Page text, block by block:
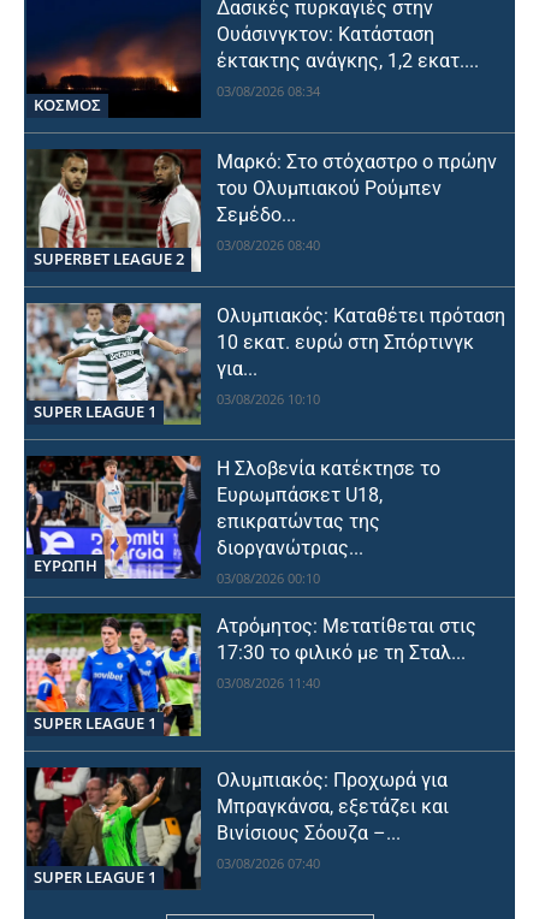
ΚΟΣΜΟΣ
Δασικές πυρκαγιές στην
Ουάσινγκτον: Κατάσταση
έκτακτης ανάγκης, 1,2 εκατ....
03/08/2026 08:34
SUPERBET LEAGUE 2
Μαρκό: Στο στόχαστρο ο πρώην
του Ολυμπιακού Ρούμπεν
Σεμέδο...
03/08/2026 08:40
SUPER LEAGUE 1
Ολυμπιακός: Καταθέτει πρόταση
10 εκατ. ευρώ στη Σπόρτινγκ
για...
03/08/2026 10:10
ΕΥΡΩΠΗ
Η Σλοβενία κατέκτησε το
Ευρωμπάσκετ U18,
επικρατώντας της
διοργανώτριας...
03/08/2026 00:10
SUPER LEAGUE 1
Ατρόμητος: Μετατίθεται στις
17:30 το φιλικό με τη Σταλ...
03/08/2026 11:40
SUPER LEAGUE 1
Ολυμπιακός: Προχωρά για
Μπραγκάνσα, εξετάζει και
Βινίσιους Σόουζα –...
03/08/2026 07:40